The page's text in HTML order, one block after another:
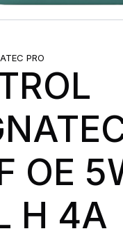
PRO
OE
H 4A